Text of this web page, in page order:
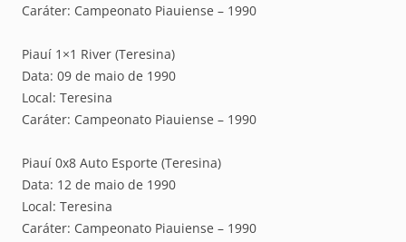
Caráter: Campeonato Piauiense – 1990
Piauí 1×1 River (Teresina)
Data: 09 de maio de 1990
Local: Teresina
Caráter: Campeonato Piauiense – 1990
Piauí 0x8 Auto Esporte (Teresina)
Data: 12 de maio de 1990
Local: Teresina
Caráter: Campeonato Piauiense – 1990